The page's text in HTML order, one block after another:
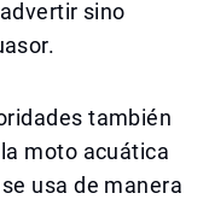
sino
también
moto acuática
usa de manera